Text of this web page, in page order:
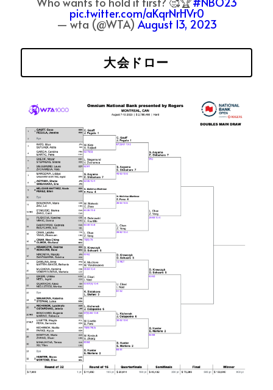
pic.twitter.com/aKqrNrHVr0
— wta (@WTA) August 13, 2023
大会ドロー